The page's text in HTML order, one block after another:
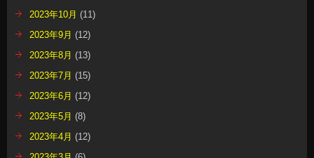
2023年10月 (11)
2023年9月 (12)
2023年8月 (13)
2023年7月 (15)
2023年6月 (12)
2023年5月 (8)
2023年4月 (12)